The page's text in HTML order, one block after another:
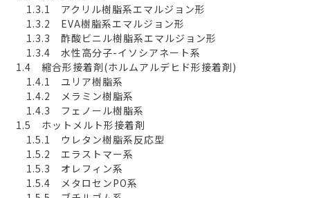
1.3.1 アクリル樹脂系エマルジョン形
1.3.2 EVA樹脂系エマルジョン形
1.3.3 酢酸ビニル樹脂系エマルジョン形
1.3.4 水性高分子-イソシアネート系
1.4 縮合形接着剤(ホルムアルデヒド形接着剤)
1.4.1 ユリア樹脂系
1.4.2 メラミン樹脂系
1.4.3 フェノール樹脂系
1.5 ホットメルト形接着剤
1.5.1 ウレタン樹脂系反応型
1.5.2 エラストマー系
1.5.3 オレフィン系
1.5.4 メタロセンPO系